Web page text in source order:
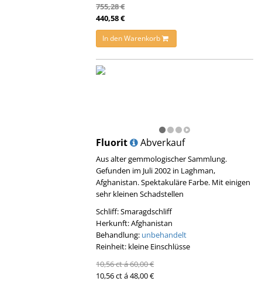
755,28 €
440,58 €
In den Warenkorb
Fluorit Abverkauf
Aus alter gemmologischer Sammlung.
Gefunden im Juli 2002 in Laghman,
Afghanistan. Spektakuläre Farbe. Mit einigen
sehr kleinen Schadstellen
Schliff: Smaragdschliff
Herkunft: Afghanistan
Behandlung: unbehandelt
Reinheit: kleine Einschlüsse
10,56 ct á 60,00 €
10,56 ct á 48,00 €